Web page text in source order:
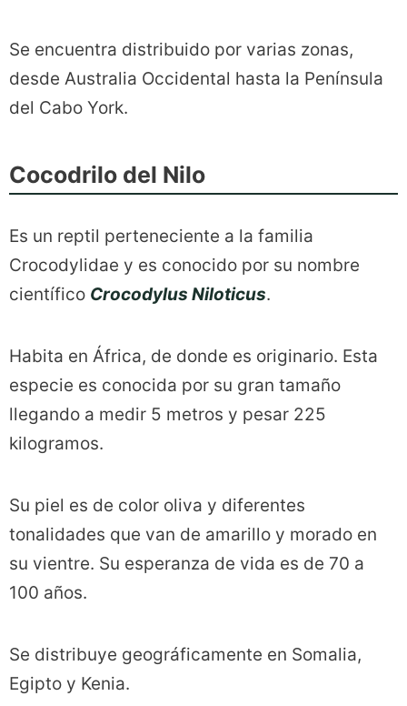
Se encuentra distribuido por varias zonas,
desde Australia Occidental hasta la Península
del Cabo York.
Cocodrilo del Nilo
Es un reptil perteneciente a la familia
Crocodylidae y es conocido por su nombre
científico Crocodylus Niloticus.
Habita en África, de donde es originario. Esta
especie es conocida por su gran tamaño
llegando a medir 5 metros y pesar 225
kilogramos.
Su piel es de color oliva y diferentes
tonalidades que van de amarillo y morado en
su vientre. Su esperanza de vida es de 70 a
100 años.
Se distribuye geográficamente en Somalia,
Egipto y Kenia.